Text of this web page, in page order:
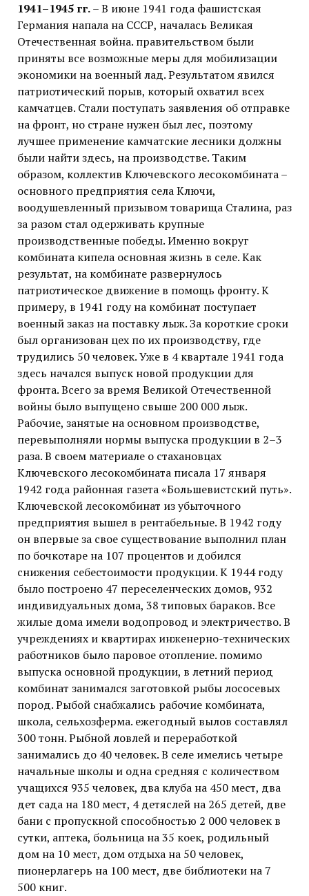
1941–1945 гг.– В июне 1941 года фашистская
Германия напала на СССР, началась Великая
Отечественная война. правительством были
приняты все возможные меры для мобилизации
экономики на военный лад. Результатом явился
патриотический порыв, который охватил всех
камчатцев. Стали поступать заявления об отправке
на фронт, но стране нужен был лес, поэтому
лучшее применение камчатские лесники должны
были найти здесь, на производстве. Таким
образом, коллектив Ключевского лесокомбината –
основного предприятия села Ключи,
воодушевленный призывом товарища Сталина, раз
за разом стал одерживать крупные
производственные победы. Именно вокруг
комбината кипела основная жизнь в селе. Как
результат, на комбинате развернулось
патриотическое движение в помощь фронту. К
примеру, в 1941 году на комбинат поступает
военный заказ на поставку лыж. За короткие сроки
был организован цех по их производству, где
трудились 50 человек. Уже в 4 квартале 1941 года
здесь начался выпуск новой продукции для
фронта. Всего за время Великой Отечественной
войны было выпущено свыше 200 000 лыж.
Рабочие, занятые на основном производстве,
перевыполняли нормы выпуска продукции в 2–3
раза. В своем материале о стахановцах
Ключевского лесокомбината писала 17 января
1942 года районная газета «Большевистский путь».
Ключевской лесокомбинат из убыточного
предприятия вышел в рентабельные. В 1942 году
он впервые за свое существование выполнил план
по бочкотаре на 107 процентов и добился
снижения себестоимости продукции. К 1944 году
было построено 47 переселенческих домов, 932
индивидуальных дома, 38 типовых бараков. Все
жилые дома имели водопровод и электричество. В
учреждениях и квартирах инженерно-технических
работников было паровое отопление. помимо
выпуска основной продукции, в летний период
комбинат занимался заготовкой рыбы лососевых
пород. Рыбой снабжались рабочие комбината,
школа, сельхозферма. ежегодный вылов составлял
300 тонн. Рыбной ловлей и переработкой
занимались до 40 человек. В селе имелись четыре
начальные школы и одна средняя с количеством
учащихся 935 человек, два клуба на 450 мест, два
дет сада на 180 мест, 4 детяслей на 265 детей, две
бани с пропускной способностью 2 000 человек в
сутки, аптека, больница на 35 коек, родильный
дом на 10 мест, дом отдыха на 50 человек,
пионерлагерь на 100 мест, две библиотеки на 7
500 книг.